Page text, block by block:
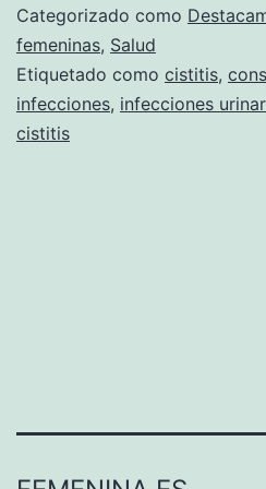
Categorizado como
femeninas, Salud
Etiquetado como cistitis,
infecciones, infecciones
cistitis